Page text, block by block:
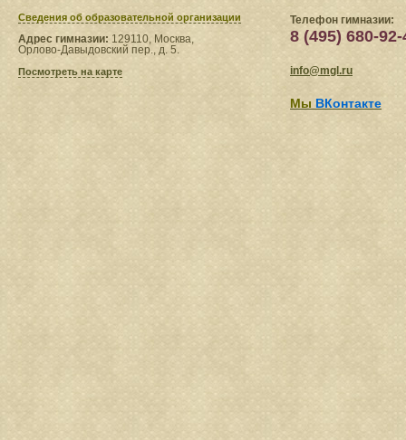
Сведения​ об образовательной организации
Адрес гимназии: 129110, Москва,
Орлово-Давыдовский пер., д. 5.
Посмотреть на карте
Телефон гимназии:
8 (495) 680-92-
info@mgl.ru
Мы ВКонтакте